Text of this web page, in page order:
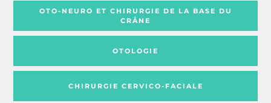
OTO-NEURO ET CHIRURGIE DE LA BASE DU
CRÂNE
OTOLOGIE
CHIRURGIE CERVICO-FACIALE